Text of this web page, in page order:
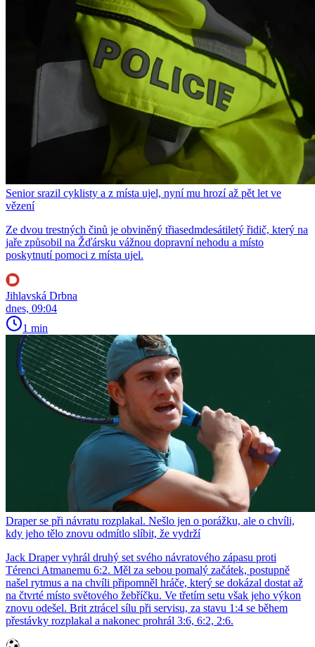
Senior srazil cyklisty a z místa ujel, nyní mu hrozí až pět let ve
vězení
Ze dvou trestných činů je obviněný třiasedmdesátiletý řidič, který na
jaře způsobil na Žďársku vážnou dopravní nehodu a místo
poskytnutí pomoci z místa ujel.
Jihlavská Drbna
dnes, 09:04
1 min
Draper se při návratu rozplakal. Nešlo jen o porážku, ale o chvíli,
kdy jeho tělo znovu odmítlo slíbit, že vydrží
Jack Draper vyhrál druhý set svého návratového zápasu proti
Térenci Atmanemu 6:2. Měl za sebou pomalý začátek, postupně
našel rytmus a na chvíli připomněl hráče, který se dokázal dostat až
na čtvrté místo světového žebříčku. Ve třetím setu však jeho výkon
znovu odešel. Brit ztrácel sílu při servisu, za stavu 1:4 se během
přestávky rozplakal a nakonec prohrál 3:6, 6:2, 2:6.